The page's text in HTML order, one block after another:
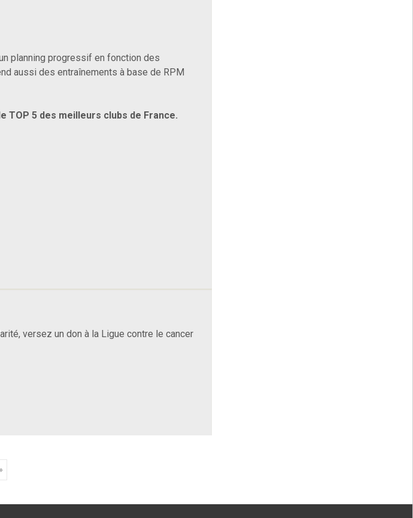
planning progressif en fonction des
aussi des entraînements à base de RPM
TOP 5 des meilleurs clubs de France.
versez un don à la Ligue contre le cancer